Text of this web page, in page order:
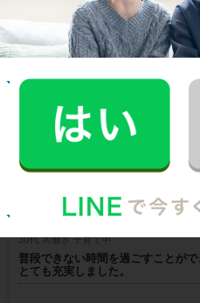
ご利用者イ
Customer
R.M.さん
30代 男性 1人暮らし
趣味の時間を作りたいと思い家事
始めました。
30代 共働き 子育て中
普段できない時間を過ごすことが
とても充実しました。